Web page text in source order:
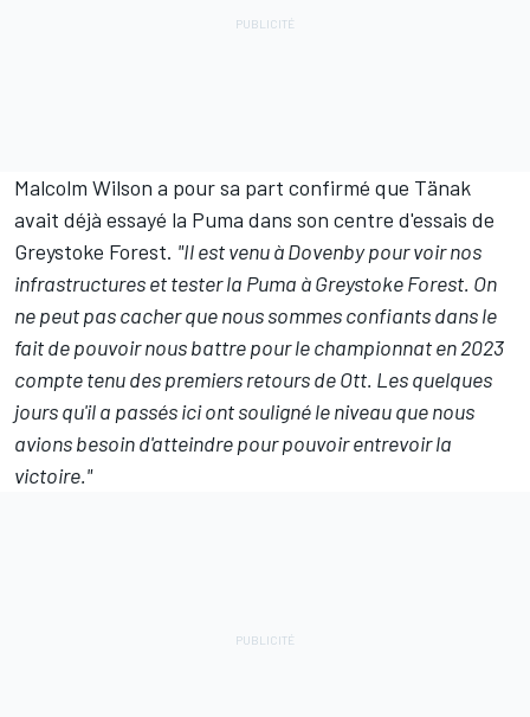
Malcolm Wilson a pour sa part confirmé que Tänak
avait déjà essayé la Puma dans son centre d'essais de
Greystoke Forest. "Il est venu à Dovenby pour voir nos
infrastructures et tester la Puma à Greystoke Forest. On
ne peut pas cacher que nous sommes confiants dans le
fait de pouvoir nous battre pour le championnat en 2023
compte tenu des premiers retours de Ott. Les quelques
jours qu'il a passés ici ont souligné le niveau que nous
avions besoin d'atteindre pour pouvoir entrevoir la
victoire."